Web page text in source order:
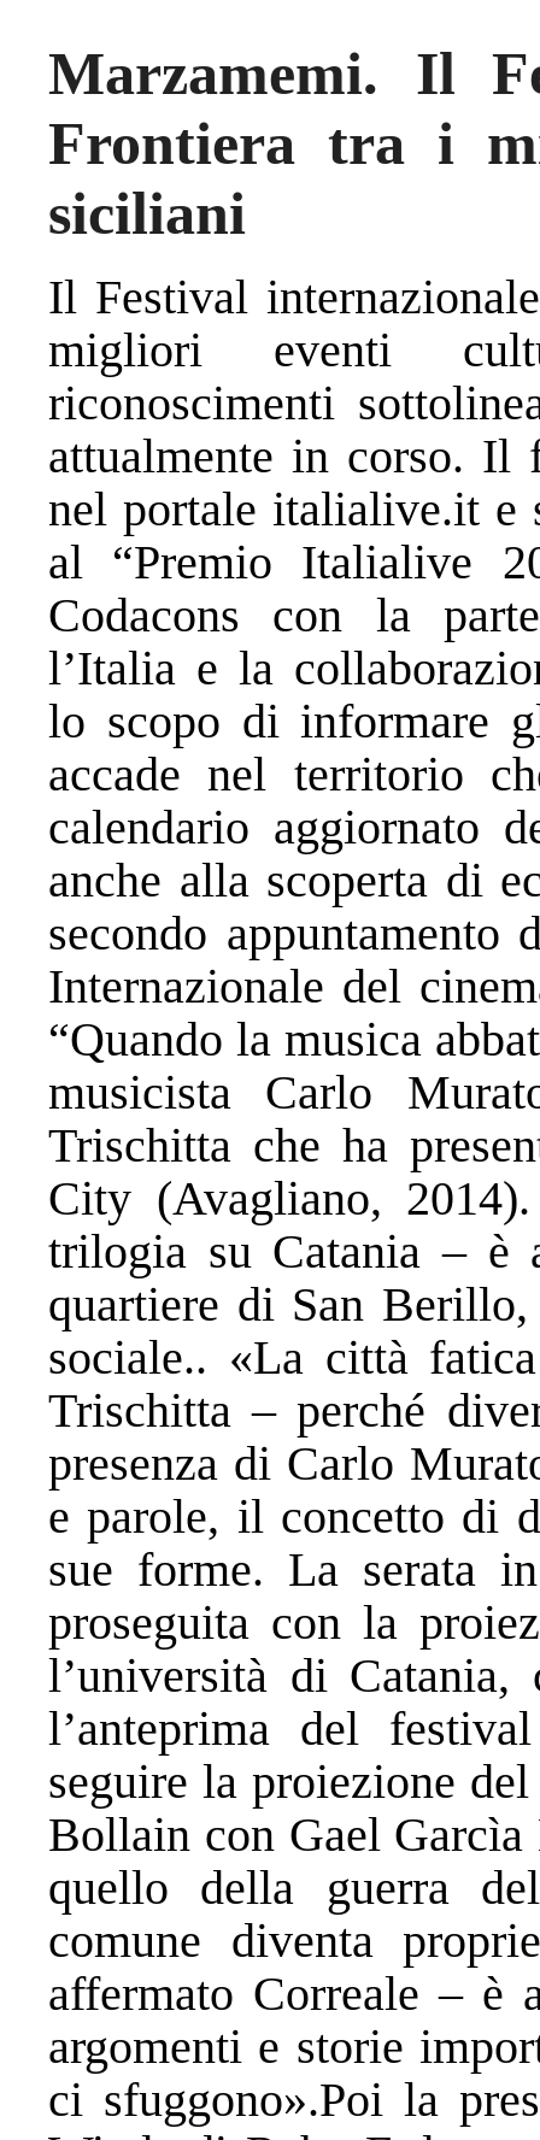
Marzamemi. Il
Frontiera tra i
siciliani
Il Festival
migliori eventi
riconoscimenti
attualmente in corso. Il
nel portale italialive.it e
al “Premio Italialive
Codacons con la
l’Italia e la
lo scopo di informare
accade nel territorio
calendario aggiornato
anche alla scoperta di
secondo
Internazionale del
“Quando la musica
musicista Carlo
Trischitta che ha
City (Avagliano,
trilogia su Catania – è
quartiere di San
sociale.. «La città
Trischitta – perché
presenza di Carlo
e parole, il concetto di
sue forme. La serata
proseguita con la
l’università di Catania,
l’anteprima del
seguire la proiezione
Bollain con Gael
quello della guerra
comune diventa
affermato Correale – è
argomenti e storie
ci sfuggono».Poi la